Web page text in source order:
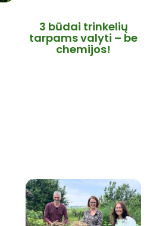
3 būdai trinkelių
tarpams valyti – be
chemijos!